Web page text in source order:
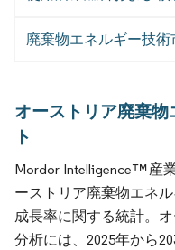
廃棄物エネルギー技術
オーストリア廃棄
ト
Mordor Intelligence™産
ーストリア廃棄物エネ
成長率に関する統計。
分析には、2025年から